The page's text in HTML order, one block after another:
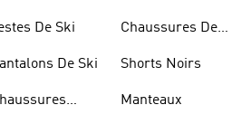
De Ski
De Ski
Chaussures De
Shorts Noirs
Manteaux